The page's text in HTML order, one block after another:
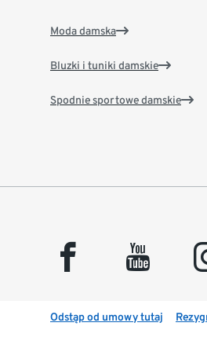
Moda damska
Bluzki i tuniki damskie
Spodnie sportowe damskie
facebook youtube
Odstąp od umowy tutaj